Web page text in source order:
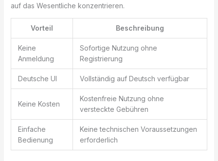
auf das Wesentliche konzentrieren.
Vorteil Beschreibung
Keine
Anmeldung
Sofortige Nutzung ohne
Registrierung
Deutsche UI Vollständig auf Deutsch verfügbar
Keine Kosten
Kostenfreie Nutzung ohne
versteckte Gebühren
Einfache
Bedienung
Keine technischen Voraussetzungen
erforderlich